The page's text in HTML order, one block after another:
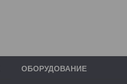
ОБОРУДОВАНИЕ